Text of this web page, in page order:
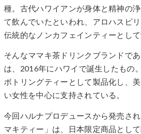
種。古代ハワイアンが身体と精神の
て飲んでいたといわれ、アロハスピ
伝統的なノンカフェインティーとして
そんなママキ茶ドリンクブランドであ
は、2016年にハワイで誕生したもの
ボトリングティーとして製品化し、
い女性を中心に支持されている。
今回ハルナプロデュースから発売さ
マキティー」は、日本限定商品とし